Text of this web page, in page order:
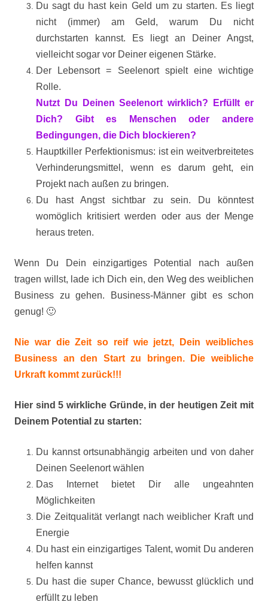
Du sagt du hast kein Geld um zu starten. Es liegt
nicht (immer) am Geld, warum Du nicht
durchstarten kannst. Es liegt an Deiner Angst,
vielleicht sogar vor Deiner eigenen Stärke.
Der Lebensort = Seelenort spielt eine wichtige
Rolle.
Nutzt Du Deinen Seelenort wirklich? Erfüllt er
Dich? Gibt es Menschen oder andere
Bedingungen, die Dich blockieren?
Hauptkiller Perfektionismus: ist ein weitverbreitetes
Verhinderungsmittel, wenn es darum geht, ein
Projekt nach außen zu bringen.
Du hast Angst sichtbar zu sein. Du könntest
womöglich kritisiert werden oder aus der Menge
heraus treten.
Wenn Du Dein einzigartiges Potential nach außen
tragen willst, lade ich Dich ein, den Weg des weiblichen
Business zu gehen. Business-Männer gibt es schon
genug! 🙂
Nie war die Zeit so reif wie jetzt, Dein weibliches
Business an den Start zu bringen. Die weibliche
Urkraft kommt zurück!!!
Hier sind 5 wirkliche Gründe, in der heutigen Zeit mit
Deinem Potential zu starten:
Du kannst ortsunabhängig arbeiten und von daher
Deinen Seelenort wählen
Das Internet bietet Dir alle ungeahnten
Möglichkeiten
Die Zeitqualität verlangt nach weiblicher Kraft und
Energie
Du hast ein einzigartiges Talent, womit Du anderen
helfen kannst
Du hast die super Chance, bewusst glücklich und
erfüllt zu leben